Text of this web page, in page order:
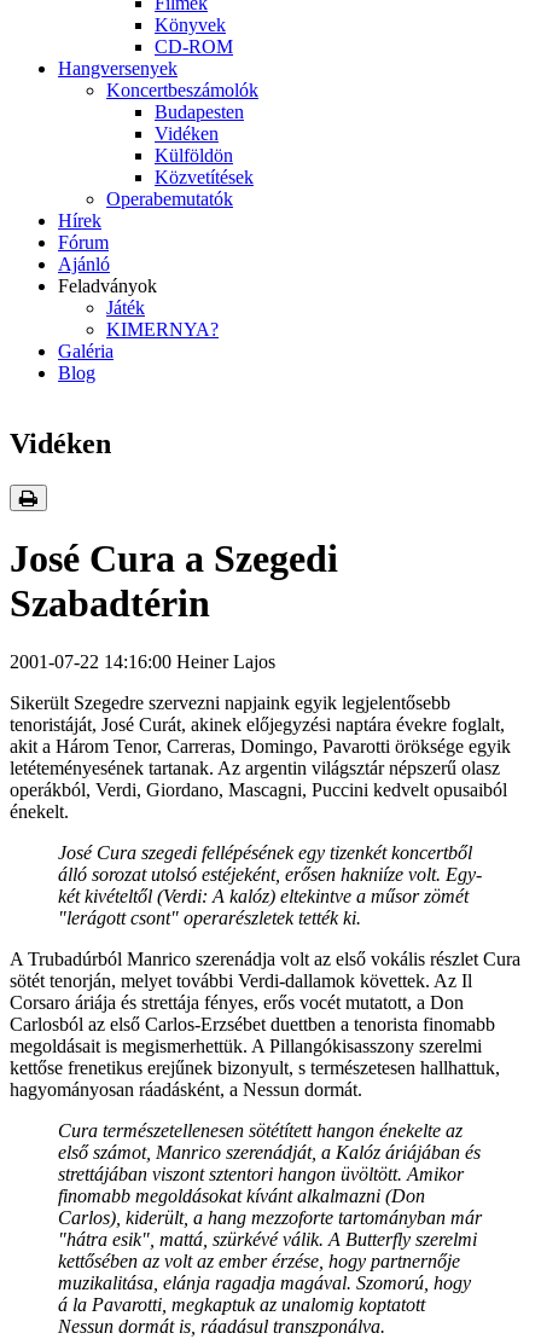
Könyvek
CD-ROM
Hangversenyek
Koncertbeszámolók
Budapesten
Vidéken
Külföldön
Közvetítések
Operabemutatók
Hírek
Fórum
Ajánló
Feladványok
Játék
KIMERNYA?
Galéria
Blog
Vidéken
José Cura a Szegedi
Szabadtérin
2001-07-22 14:16:00 Heiner Lajos
Sikerült Szegedre szervezni napjaink egyik legjelentősebb
tenoristáját, José Curát, akinek előjegyzési naptára évekre foglalt,
akit a Három Tenor, Carreras, Domingo, Pavarotti öröksége egyik
letéteményesének tartanak. Az argentin világsztár népszerű olasz
operákból, Verdi, Giordano, Mascagni, Puccini kedvelt opusaiból
énekelt.
José Cura szegedi fellépésének egy tizenkét koncertből
álló sorozat utolsó estéjeként, erősen hakniíze volt. Egy-
két kivételtől (Verdi: A kalóz) eltekintve a műsor zömét
"lerágott csont" operarészletek tették ki.
A Trubadúrból Manrico szerenádja volt az első vokális részlet Cura
sötét tenorján, melyet további Verdi-dallamok követtek. Az Il
Corsaro áriája és strettája fényes, erős vocét mutatott, a Don
Carlosból az első Carlos-Erzsébet duettben a tenorista finomabb
megoldásait is megismerhettük. A Pillangókisasszony szerelmi
kettőse frenetikus erejűnek bizonyult, s természetesen hallhattuk,
hagyományosan ráadásként, a Nessun dormát.
Cura természetellenesen sötétített hangon énekelte az
első számot, Manrico szerenádját, a Kalóz áriájában és
strettájában viszont sztentori hangon üvöltött. Amikor
finomabb megoldásokat kívánt alkalmazni (Don
Carlos), kiderült, a hang mezzoforte tartományban már
"hátra esik", mattá, szürkévé válik. A Butterfly szerelmi
kettősében az volt az ember érzése, hogy partnernője
muzikalitása, elánja ragadja magával. Szomorú, hogy
á la Pavarotti, megkaptuk az unalomig koptatott
Nessun dormát is, ráadásul transzponálva.